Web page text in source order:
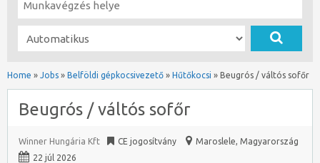
Home » Jobs » Belföldi gépkocsivezető » Hűtőkocsi » Beugrós / váltós sofőr
Beugrós / váltós sofőr
Winner Hungária Kft CE jogosítvány Maroslele, Magyarország
22 júl 2026